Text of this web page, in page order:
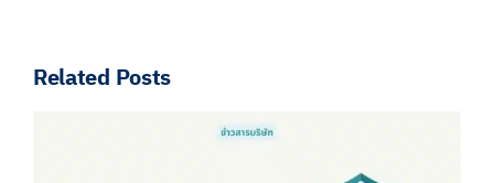
Related Posts